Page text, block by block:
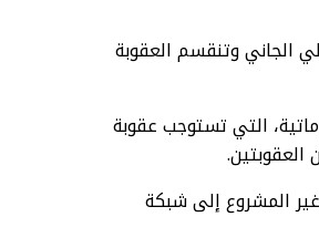
الجاني وتنقسم العقوبة
التي تستوجب عقوبة
المشروع إلى شبكة